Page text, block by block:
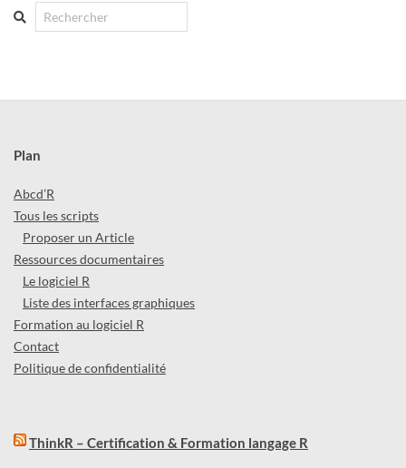
Search
Plan
Abcd’R
Tous les scripts
Proposer un Article
Ressources documentaires
Le logiciel R
Liste des interfaces graphiques
Formation au logiciel R
Contact
Politique de confidentialité
ThinkR – Certification & Formation langage R